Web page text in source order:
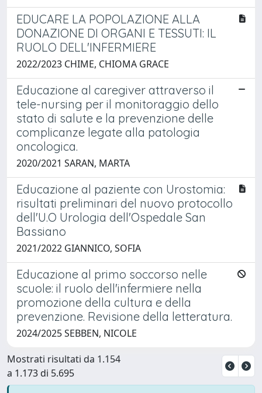
EDUCARE LA POPOLAZIONE ALLA
DONAZIONE DI ORGANI E TESSUTI: IL
RUOLO DELL'INFERMIERE
2022/2023 CHIME, CHIOMA GRACE
Educazione al caregiver attraverso il
tele-nursing per il monitoraggio dello
stato di salute e la prevenzione delle
complicanze legate alla patologia
oncologica.
2020/2021 SARAN, MARTA
Educazione al paziente con Urostomia:
risultati preliminari del nuovo protocollo
dell'U.O Urologia dell'Ospedale San
Bassiano
2021/2022 GIANNICO, SOFIA
Educazione al primo soccorso nelle
scuole: il ruolo dell'infermiere nella
promozione della cultura e della
prevenzione. Revisione della letteratura.
2024/2025 SEBBEN, NICOLE
Mostrati risultati da 1.154
a 1.173 di 5.695